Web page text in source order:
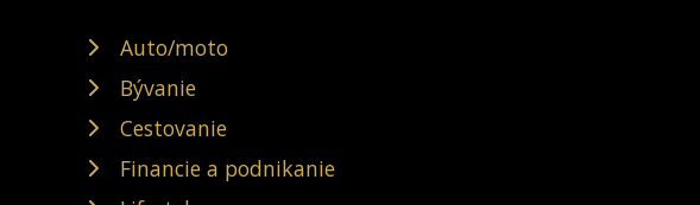
Auto/moto
Bývanie
Cestovanie
Financie a podnikanie